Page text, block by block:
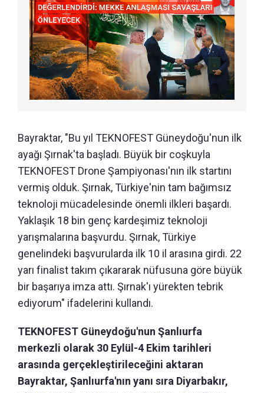
Bayraktar, "Bu yıl TEKNOFEST Güneydoğu'nun ilk
ayağı Şırnak'ta başladı. Büyük bir coşkuyla
TEKNOFEST Drone Şampiyonası'nın ilk startını
vermiş olduk. Şırnak, Türkiye'nin tam bağımsız
teknoloji mücadelesinde önemli ilkleri başardı.
Yaklaşık 18 bin genç kardeşimiz teknoloji
yarışmalarına başvurdu. Şırnak, Türkiye
genelindeki başvurularda ilk 10 il arasına girdi. 22
yarı finalist takım çıkararak nüfusuna göre büyük
bir başarıya imza attı. Şırnak'ı yürekten tebrik
ediyorum" ifadelerini kullandı.
TEKNOFEST Güneydoğu'nun Şanlıurfa
merkezli olarak 30 Eylül-4 Ekim tarihleri
arasında gerçekleştirileceğini aktaran
Bayraktar, Şanlıurfa'nın yanı sıra Diyarbakır,